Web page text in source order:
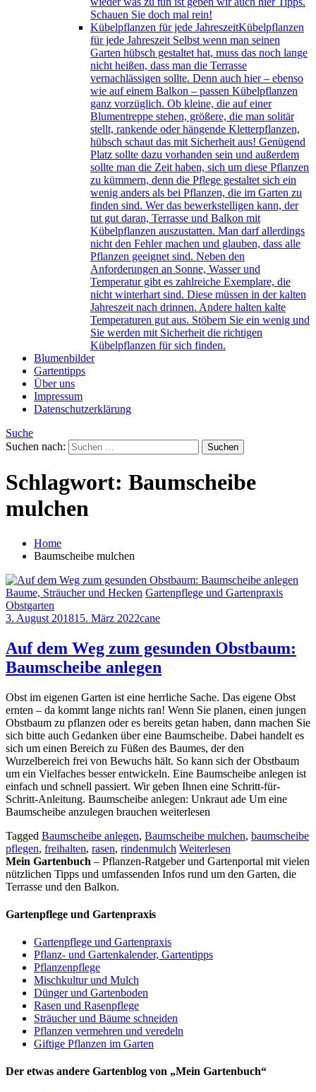
Schauen Sie doch mal rein!
Kübelpflanzen für jede JahreszeitKübelpflanzen
für jede Jahreszeit Selbst wenn man seinen
Garten hübsch gestaltet hat, muss das noch lange
nicht heißen, dass man die Terrasse
vernachlässigen sollte. Denn auch hier – ebenso
wie auf einem Balkon – passen Kübelpflanzen
ganz vorzüglich. Ob kleine, die auf einer
Blumentreppe stehen, größere, die man solitär
stellt, rankende oder hängende Kletterpflanzen,
hübsch schaut das mit Sicherheit aus! Genügend
Platz sollte dazu vorhanden sein und außerdem
sollte man die Zeit haben, sich um diese Pflanzen
zu kümmern, denn die Pflege gestaltet sich ein
wenig anders als bei Pflanzen, die im Garten zu
finden sind. Wer das bewerkstelligen kann, der
tut gut daran, Terrasse und Balkon mit
Kübelpflanzen auszustatten. Man darf allerdings
nicht den Fehler machen und glauben, dass alle
Pflanzen geeignet sind. Neben den
Anforderungen an Sonne, Wasser und
Temperatur gibt es zahlreiche Exemplare, die
nicht winterhart sind. Diese müssen in der kalten
Jahreszeit nach drinnen. Andere halten kalte
Temperaturen gut aus. Stöbern Sie ein wenig und
Sie werden mit Sicherheit die richtigen
Kübelpflanzen für sich finden.
Blumenbilder
Gartentipps
Über uns
Impressum
Datenschutzerklärung
Suche
Suchen nach:
Schlagwort: Baumscheibe
mulchen
Home
Baumscheibe mulchen
Baume, Sträucher und Hecken Gartenpflege und Gartenpraxis
Obstgarten
3. August 201815. März 2022cane
Auf dem Weg zum gesunden Obstbaum:
Baumscheibe anlegen
Obst im eigenen Garten ist eine herrliche Sache. Das eigene Obst
ernten – da kommt lange nichts ran! Wenn Sie planen, einen jungen
Obstbaum zu pflanzen oder es bereits getan haben, dann machen Sie
sich bitte auch Gedanken über eine Baumscheibe. Dabei handelt es
sich um einen Bereich zu Füßen des Baumes, der den
Wurzelbereich frei von Bewuchs hält. So kann sich der Obstbaum
um ein Vielfaches besser entwickeln. Eine Baumscheibe anlegen ist
einfach und schnell passiert. Wir geben Ihnen eine Schritt-für-
Schritt-Anleitung. Baumscheibe anlegen: Unkraut ade Um eine
Baumscheibe anzulegen brauchen weiterlesen
Tagged Baumscheibe anlegen, Baumscheibe mulchen, baumscheibe
pflegen, freihalten, rasen, rindenmulch Weiterlesen
Mein Gartenbuch – Pflanzen-Ratgeber und Gartenportal mit vielen
nützlichen Tipps und umfassenden Infos rund um den Garten, die
Terrasse und den Balkon.
Gartenpflege und Gartenpraxis
Gartenpflege und Gartenpraxis
Pflanz- und Gartenkalender, Gartentipps
Pflanzenpflege
Mischkultur und Mulch
Dünger und Gartenboden
Rasen und Rasenpflege
Sträucher und Bäume schneiden
Pflanzen vermehren und veredeln
Giftige Pflanzen im Garten
Der etwas andere Gartenblog von „Mein Gartenbuch“